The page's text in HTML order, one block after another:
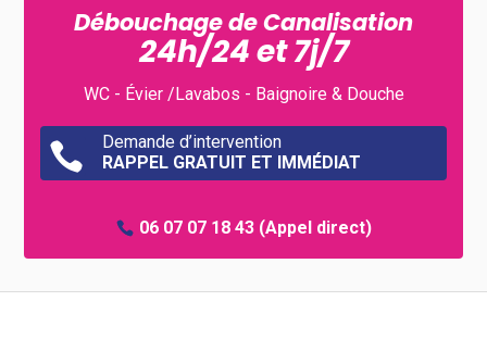
Débouchage de Canalisation
24h/24 et 7j/7
WC - Évier /Lavabos - Baignoire & Douche

Demande d’intervention
RAPPEL GRATUIT ET IMMÉDIAT
06 07 07 18 43(Appel direct)